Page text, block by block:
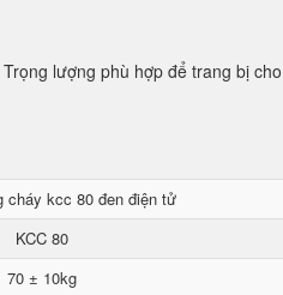
lượng phù hợp để trang bị
cháy kcc 80 đen điện tử
KCC 80
70 ± 10kg